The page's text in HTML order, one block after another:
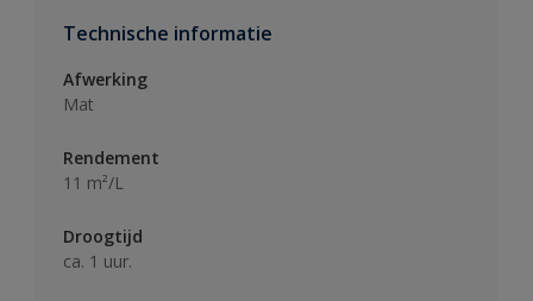
Technische informatie
Afwerking
Mat
Rendement
11 m²/L
Droogtijd
ca. 1 uur.